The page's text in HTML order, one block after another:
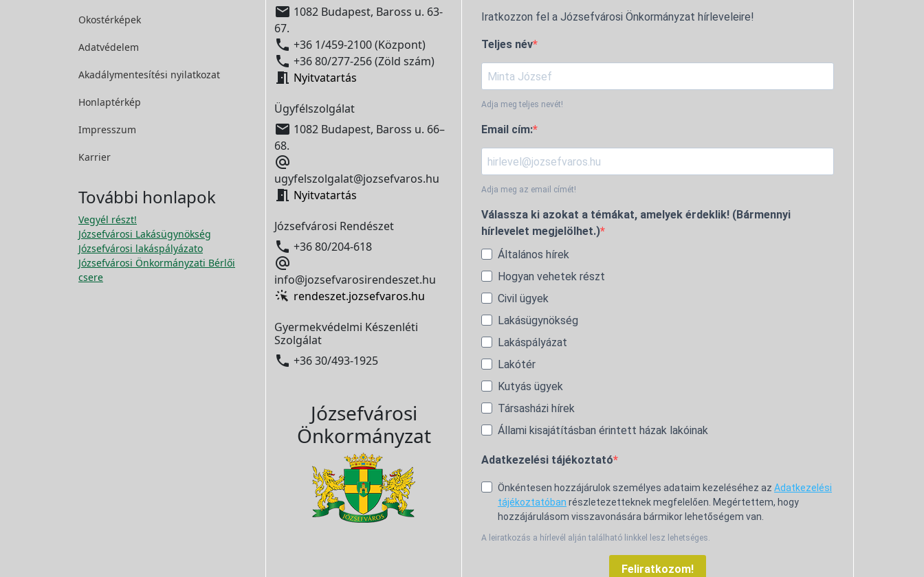
Okostérképek
Adatvédelem
Akadálymentesítési nyilatkozat
Honlaptérkép
Impresszum
Karrier
További honlapok
Vegyél részt!
Józsefvárosi Lakásügynökség
Józsefvárosi lakáspályázato
Józsefvárosi Önkormányzati Bérlői
csere
 1082 Budapest, Baross u. 63-
67.
 +36 1/459-2100 (Központ)
 +36 80/277-256 (Zöld szám)
 Nyitvatartás
Ügyfélszolgálat
 1082 Budapest, Baross u. 66–
68.

ugyfelszolgalat@jozsefvaros.hu
 Nyitvatartás
Józsefvárosi Rendészet
 +36 80/204-618

info@jozsefvarosirendeszet.hu
rendeszet.jozsefvaros.hu
Gyermekvédelmi Készenléti
Szolgálat
 +36 30/493-1925
Józsefvárosi
Önkormányzat
Iratkozzon fel a Józsefvárosi Önkormányzat hírleveleire!
Teljes név
Adja meg teljes nevét!
Email cím:
Adja meg az email címét!
Válassza ki azokat a témákat, amelyek érdeklik! (Bármennyi
hírlevelet megjelölhet.)
Általános hírek
Hogyan vehetek részt
Civil ügyek
Lakásügynökség
Lakáspályázat
Lakótér
Kutyás ügyek
Társasházi hírek
Állami kisajátításban érintett házak lakóinak
Adatkezelési tájékoztató
Önkéntesen hozzájárulok személyes adataim kezeléséhez az Adatkezelési
tájékoztatóban részletezetteknek megfelelően. Megértettem, hogy
hozzájárulásom visszavonására bármikor lehetőségem van.
A leiratkozás a hírlevél alján található linkkel lesz lehetséges.
Feliratkozom!